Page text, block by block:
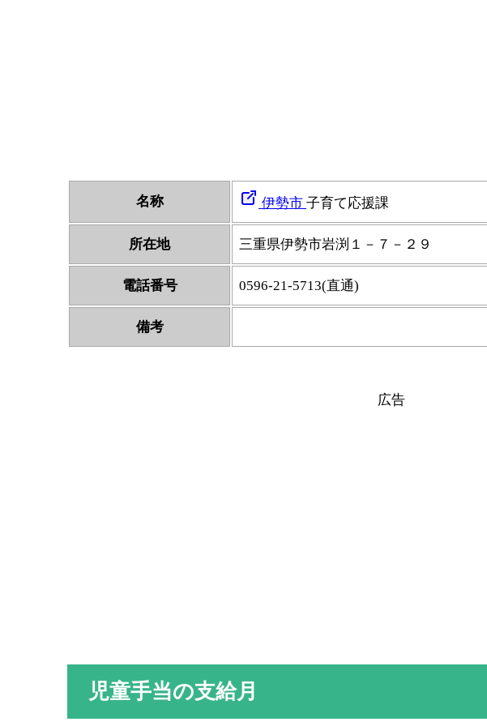
名称 伊勢市 子育て応援課
所在地 三重県伊勢市岩渕１－７－２９
電話番号 0596-21-5713(直通)
備考
児童手当の支給月